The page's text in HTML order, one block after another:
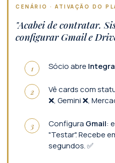
CENÁRIO · ATIVAÇÃO DO
"Acabei de contratar.
configurar Gmail e
Sócio abre
Vê cards com
❌, Gemini ❌,
Configura Gmail:
"Testar". Recebe
segundos. ✅